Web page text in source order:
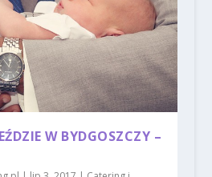
W BYDGOSZCZY –